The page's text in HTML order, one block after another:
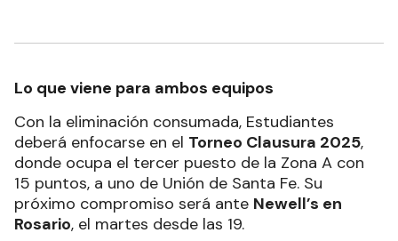
Lo que viene para ambos equipos
Con la eliminación consumada, Estudiantes
deberá enfocarse en el Torneo Clausura 2025,
donde ocupa el tercer puesto de la Zona A con
15 puntos, a uno de Unión de Santa Fe. Su
próximo compromiso será ante Newell’s en
Rosario, el martes desde las 19.